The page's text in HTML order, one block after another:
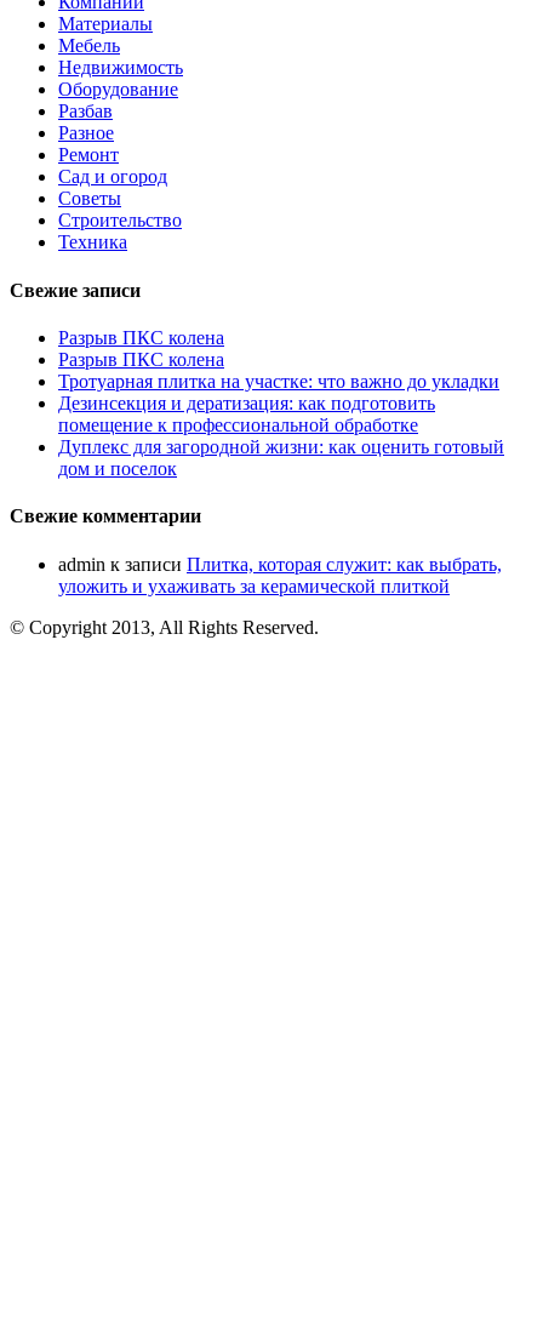
Материалы
Мебель
Недвижимость
Оборудование
Разбав
Разное
Ремонт
Сад и огород
Советы
Строительство
Техника
Свежие записи
Разрыв ПКС колена
Разрыв ПКС колена
Тротуарная плитка на участке: что важно до укладки
Дезинсекция и дератизация: как подготовить
помещение к профессиональной обработке
Дуплекс для загородной жизни: как оценить готовый
дом и поселок
Свежие комментарии
admin к записи Плитка, которая служит: как выбрать,
уложить и ухаживать за керамической плиткой
© Copyright 2013, All Rights Reserved.